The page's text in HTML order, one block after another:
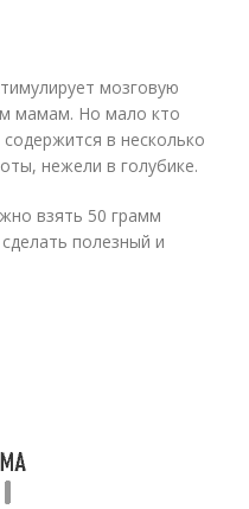
мозговую
мамам. Но мало кто
в несколько
нежели в голубике.
взять 50 грамм
полезный и